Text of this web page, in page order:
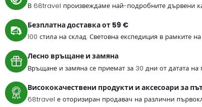
В 68travel произвеждаме най-подробните дървени
Безплатна доставка от 59 €
100 стила на склад. Световна експедиция в рамките
Лесно връщане и замяна
Връщане и замяна се приемат за 30 дни от датата
Висококачествени продукти и аксесоари за
68travel е оторизиран продавач на различни